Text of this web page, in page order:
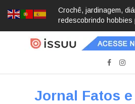
Crochê, jardinagem,
redescobrindo hobbies
Jornal Fatos